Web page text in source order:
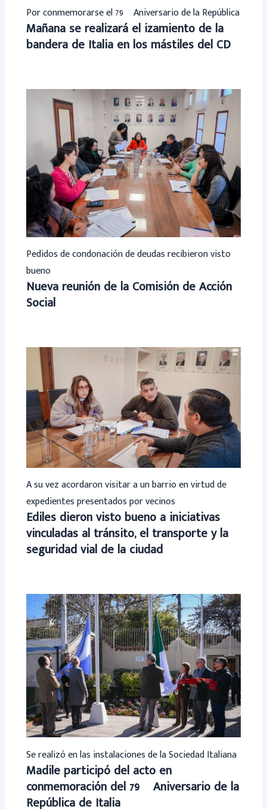
Por conmemorarse el 79º Aniversario de la República
Mañana se realizará el izamiento de la
bandera de Italia en los mástiles del CD
Pedidos de condonación de deudas recibieron visto
bueno
Nueva reunión de la Comisión de Acción
Social
A su vez acordaron visitar a un barrio en virtud de
expedientes presentados por vecinos
Ediles dieron visto bueno a iniciativas
vinculadas al tránsito, el transporte y la
seguridad vial de la ciudad
Se realizó en las instalaciones de la Sociedad Italiana
Madile participó del acto en
conmemoración del 79º Aniversario de la
República de Italia